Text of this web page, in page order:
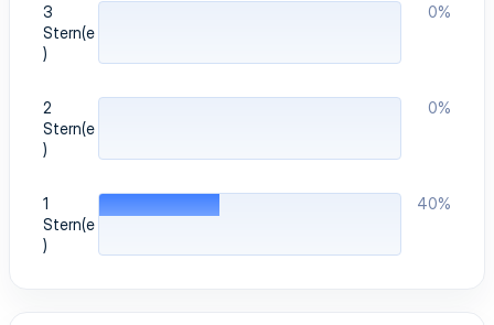
3
Stern(e
)
0%
2
Stern(e
)
0%
1
Stern(e
)
40%